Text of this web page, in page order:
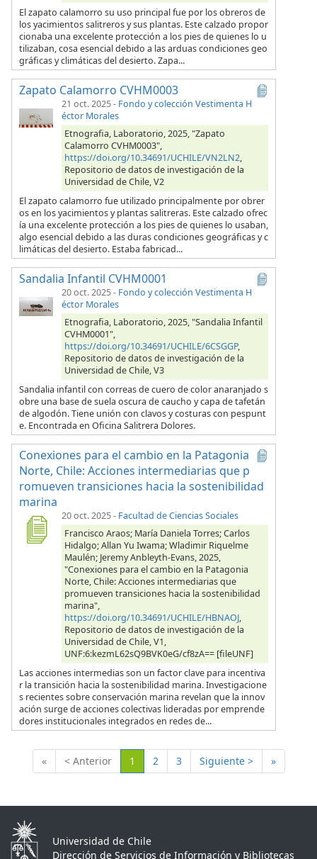
El zapato calamorro su uso principal fue por los obreros de
los yacimientos salitreros y sus plantas. Este calzado propor
cionaba una excelente protección a los pies de quienes lo u
tilizaban, cosa esencial debido a las arduas condiciones geo
gráficas y climáticas del desierto. Zapa...
Zapato Calamorro CVHM0003
21 oct. 2025- Fondo y colección Vestimenta H
éctor Morales
Etnografia, Laboratorio, 2025, "Zapato
Calamorro CVHM0003",
https://doi.org/10.34691/UCHILE/VN2LN2,
Repositorio de datos de investigación de la
Universidad de Chile, V2
El zapato calamorro fue utilizado principalmente por obrer
os en los yacimientos y plantas salitreras. Este calzado ofrec
ía una excelente protección a los pies de quienes lo usaban,
algo esencial debido a las duras condiciones geográficas y c
limáticas del desierto. Estaba fabricad...
Sandalia Infantil CVHM0001
20 oct. 2025- Fondo y colección Vestimenta H
éctor Morales
Etnografia, Laboratorio, 2025, "Sandalia Infantil
CVHM0001",
https://doi.org/10.34691/UCHILE/6CSGGP,
Repositorio de datos de investigación de la
Universidad de Chile, V3
Sandalia infantil con correas de cuero de color anaranjado s
obre una base de suela oscura de caucho y capa de tafetán
de algodón. Tiene unión con clavos y costuras con pespunt
e. Encontrada en Oficina Salitrera Dolores.
Conexiones para el cambio en la Patagonia
Norte, Chile: Acciones intermediarias que p
romueven transiciones hacia la sostenibilidad
marina
20 oct. 2025- Facultad de Ciencias Sociales
Francisco Araos; María Daniela Torres; Carlos
Hidalgo; Allan Yu Iwama; Wladimir Riquelme
Maulén; Jeremy Anbleyth-Evans, 2025,
"Conexiones para el cambio en la Patagonia
Norte, Chile: Acciones intermediarias que
promueven transiciones hacia la sostenibilidad
marina",
https://doi.org/10.34691/UCHILE/HBNAOJ,
Repositorio de datos de investigación de la
Universidad de Chile, V1,
UNF:6:kezmL62sQ9BVK0eG/cf8zA== [fileUNF]
Las acciones intermedias son un factor clave para incentiva
r la transición hacia la sostenibilidad marina. Investigacione
s recientes sobre conservación marina revelan que la innov
ación surge de acciones colectivas lideradas por emprende
dores institucionales integrados en redes de...
« < Anterior 1 (Actual)
2 3 Siguiente > »
Universidad de Chile
Dirección de Servicios de Información y Bibliotecas